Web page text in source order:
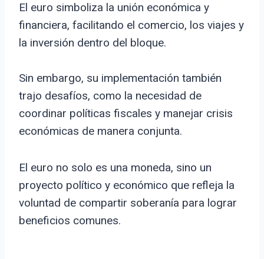
El euro simboliza la unión económica y
financiera, facilitando el comercio, los viajes y
la inversión dentro del bloque.
Sin embargo, su implementación también
trajo desafíos, como la necesidad de
coordinar políticas fiscales y manejar crisis
económicas de manera conjunta.
El euro no solo es una moneda, sino un
proyecto político y económico que refleja la
voluntad de compartir soberanía para lograr
beneficios comunes.